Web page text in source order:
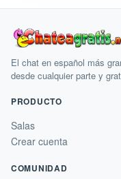
El chat en español más
desde cualquier parte y
PRODUCTO
Salas
Crear cuenta
COMUNIDAD